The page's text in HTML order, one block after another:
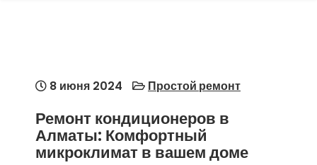
8 июня 2024 Простой ремонт
Ремонт кондиционеров в
Алматы: Комфортный
микроклимат в вашем доме